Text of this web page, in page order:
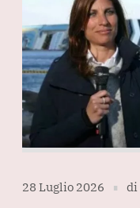
28 Luglio 2026 ∎ di